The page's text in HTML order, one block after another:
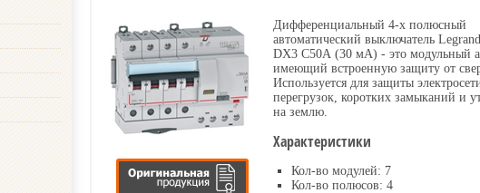
Дифференциальный 4-х полюсный
автоматический выключатель
DX3 C50А (30 мА) - это модульный
имеющий встроенную защиту от
Используется для защиты
перегрузок, коротких замыканий и
на землю.
Характеристики
Кол-во модулей: 7
Кол-во полюсов: 4